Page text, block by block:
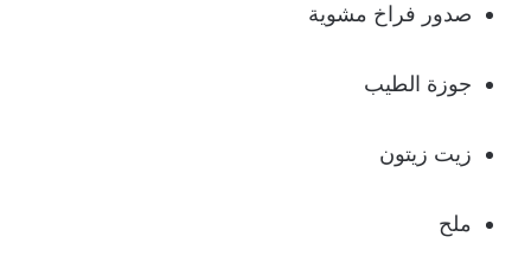
صدور فراخ مشوية
جوزة الطيب
زيت زيتون
ملح